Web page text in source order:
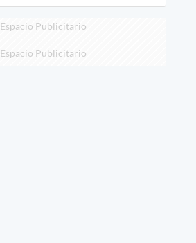
Espacio Publicitario
Espacio Publicitario